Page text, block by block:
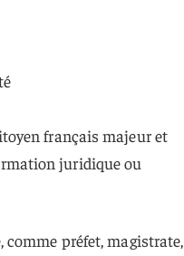
français majeur et
juridique ou
préfet, magistrate,